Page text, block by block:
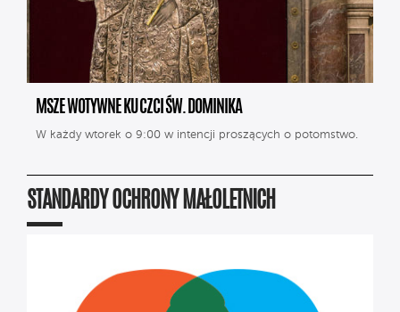
MSZE WOTYWNE KU CZCI ŚW. DOMINIKA
W każdy wtorek o 9:00 w intencji proszących o potomstwo.
STANDARDY OCHRONY MAŁOLETNICH